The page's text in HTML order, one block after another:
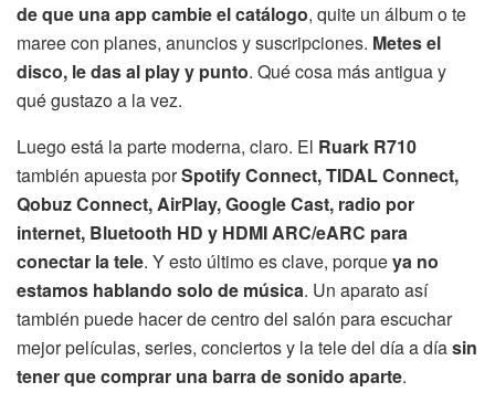
de que una app cambie el catálogo, quite un álbum o te
maree con planes, anuncios y suscripciones. Metes el
disco, le das al play y punto. Qué cosa más antigua y
qué gustazo a la vez.
Luego está la parte moderna, claro. El Ruark R710
también apuesta porSpotify Connect, TIDAL Connect,
Qobuz Connect, AirPlay, Google Cast, radio por
internet, Bluetooth HD y HDMI ARC/eARC para
conectar la tele. Y esto último es clave, porqueya no
estamos hablando solo de música. Un aparato así
también puede hacer de centro del salón para escuchar
mejor películas, series, conciertos y la tele del día a díasin
tener que comprar una barra de sonido aparte.